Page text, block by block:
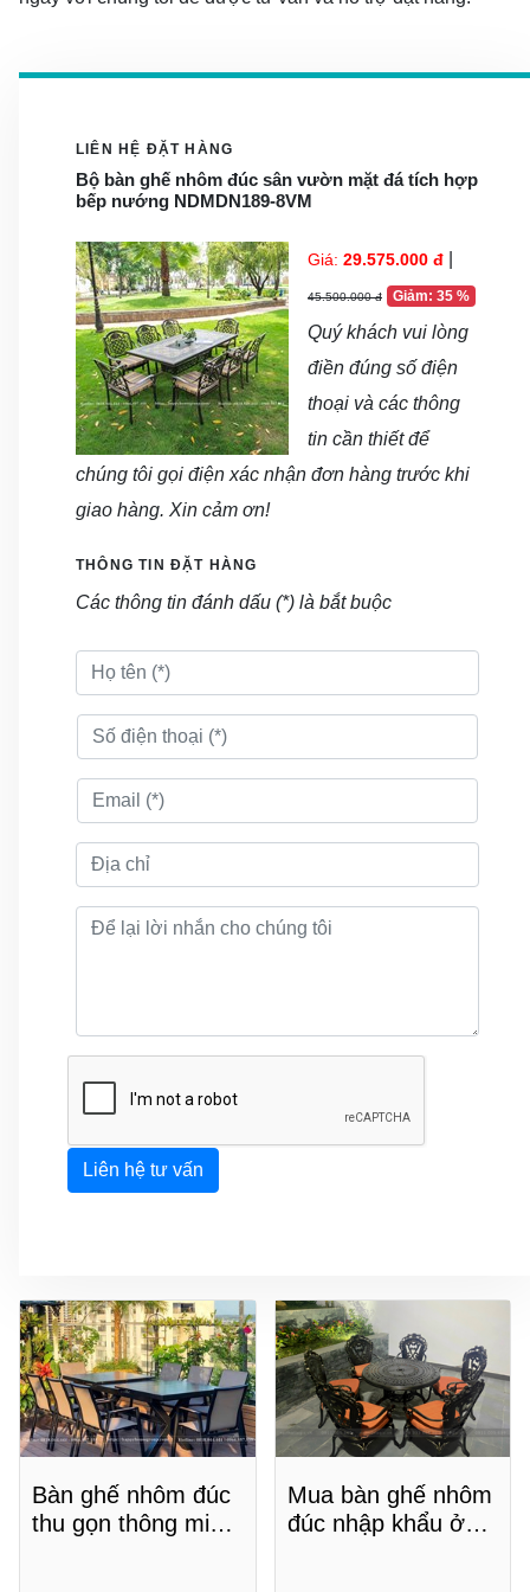
LIÊN HỆ ĐẶT HÀNG
Bộ bàn ghế nhôm đúc sân vườn mặt đá tích hợp
bếp nướng NDMDN189-8VM
Giá: 29.575.000 đ
45.500.000 đ Giảm: 35 %
Quý khách vui lòng
điền đúng số điện
thoại và các thông
tin cần thiết để
chúng tôi gọi điện xác nhận đơn hàng trước khi
giao hàng. Xin cảm ơn!
THÔNG TIN ĐẶT HÀNG
Các thông tin đánh dấu (*) là bắt buộc
Liên hệ tư vấn
Bàn ghế nhôm đúc
thu gọn thông minh:
Mua bàn ghế nhôm
đúc nhập khẩu ở